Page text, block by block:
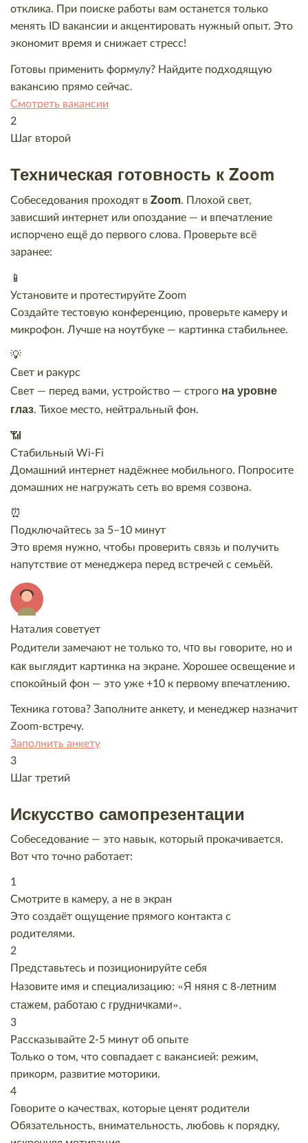
отклика. При поиске работы вам останется только
менять ID вакансии и акцентировать нужный опыт. Это
экономит время и снижает стресс!
Готовы применить формулу? Найдите подходящую
вакансию прямо сейчас.
Смотреть вакансии
2
Шаг второй
Техническая готовность к Zoom
Собеседования проходят в Zoom. Плохой свет,
зависший интернет или опоздание — и впечатление
испорчено ещё до первого слова. Проверьте всё
заранее:
📱
Установите и протестируйте Zoom
Создайте тестовую конференцию, проверьте камеру и
микрофон. Лучше на ноутбуке — картинка стабильнее.
💡
Свет и ракурс
Свет — перед вами, устройство — строго на уровне
глаз. Тихое место, нейтральный фон.
📶
Стабильный Wi-Fi
Домашний интернет надёжнее мобильного. Попросите
домашних не нагружать сеть во время созвона.
⏰
Подключайтесь за 5–10 минут
Это время нужно, чтобы проверить связь и получить
напутствие от менеджера перед встречей с семьёй.
Наталия советует
Родители замечают не только то, что вы говорите, но и
как выглядит картинка на экране. Хорошее освещение и
спокойный фон — это уже +10 к первому впечатлению.
Техника готова? Заполните анкету, и менеджер назначит
Zoom-встречу.
Заполнить анкету
3
Шаг третий
Искусство самопрезентации
Собеседование — это навык, который прокачивается.
Вот что точно работает:
1
Смотрите в камеру, а не в экран
Это создаёт ощущение прямого контакта с
родителями.
2
Представьтесь и позиционируйте себя
Назовите имя и специализацию: «Я няня с 8-летним
стажем, работаю с грудничками».
3
Рассказывайте 2-5 минут об опыте
Только о том, что совпадает с вакансией: режим,
прикорм, развитие моторики.
4
Говорите о качествах, которые ценят родители
Обязательность, внимательность, любовь к порядку,